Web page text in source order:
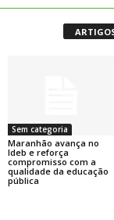
Sem categoria
Maranhão avança no
Ideb e reforça
compromisso com a
qualidade da educação
pública